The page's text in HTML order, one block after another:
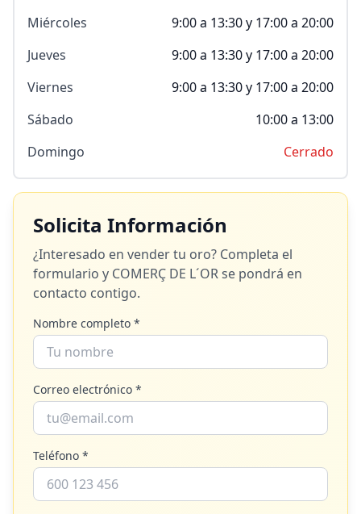
Miércoles
9:00 a 13:30 y 17:00 a 20:00
Jueves
9:00 a 13:30 y 17:00 a 20:00
Viernes
9:00 a 13:30 y 17:00 a 20:00
Sábado
10:00 a 13:00
Domingo
Cerrado
Solicita Información
¿Interesado en vender tu oro? Completa el
formulario y COMERÇ DE L´ORse pondrá en
contacto contigo.
Nombre completo *
Correo electrónico *
Teléfono *